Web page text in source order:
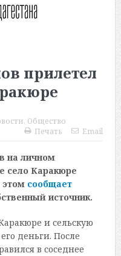
прилетел
, Общество
Печать
Email
на личном
село Каракюре
этом сообщает
источник.
и сельскую
деньги. После
в соседнее